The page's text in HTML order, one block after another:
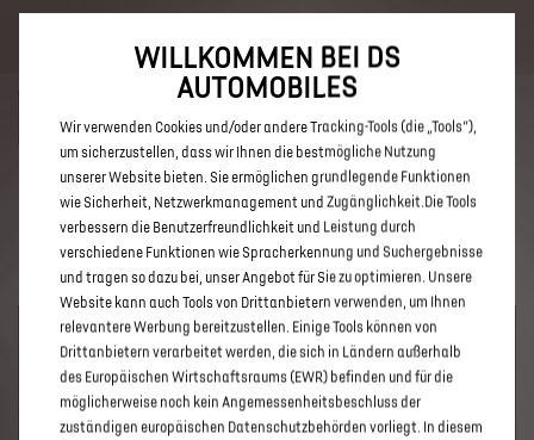
Hybride. Mehr erfahren >>
ENTDECKEN SIE ALLE ANGEBOTE
IN DÜREN
WILLKOMMEN BEI DS
AUTOMOBILES
Wir verwenden Cookies und/oder andere Tracking-Tools (die „Tools“),
um sicherzustellen, dass wir Ihnen die bestmögliche Nutzung
unserer Website bieten. Sie ermöglichen grundlegende Funktionen
wie Sicherheit, Netzwerkmanagement und Zugänglichkeit.Die Tools
verbessern die Benutzerfreundlichkeit und Leistung durch
verschiedene Funktionen wie Spracherkennung und Suchergebnisse
und tragen so dazu bei, unser Angebot für Sie zu optimieren. Unsere
Website kann auch Tools von Drittanbietern verwenden, um Ihnen
relevantere Werbung bereitzustellen. Einige Tools können von
Drittanbietern verarbeitet werden, die sich in Ländern außerhalb
des Europäischen Wirtschaftsraums (EWR) befinden und für die
möglicherweise noch kein Angemessenheitsbeschluss der
zuständigen europäischen Datenschutzbehörden vorliegt. In diesem